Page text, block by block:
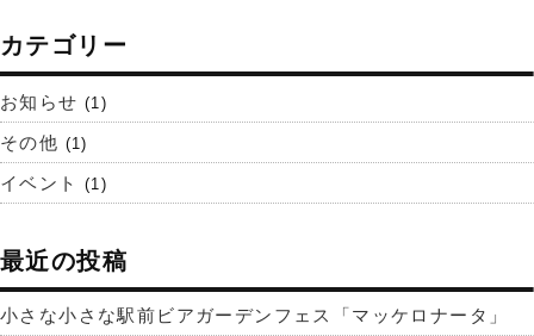
カテゴリー
お知らせ (1)
その他 (1)
イベント (1)
最近の投稿
小さな小さな駅前ビアガーデンフェス「マッケロナータ」